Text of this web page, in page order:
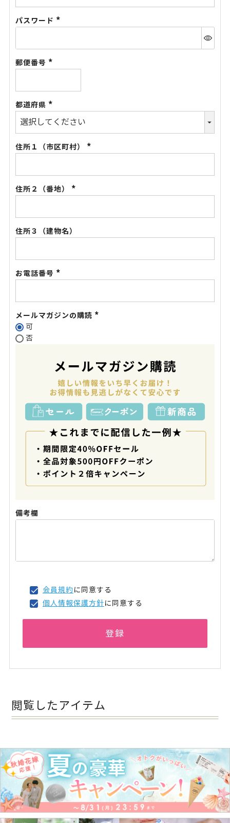
パスワード
郵便番号
都道府県
(必
住所１（市区町村）
住所２（番地）
住所３（建物名）
お電話番号
メールマガジンの購読
可
否
備考欄
会員規約に同意する
個人情報保護方針に同意する
登録
閲覧したアイテム